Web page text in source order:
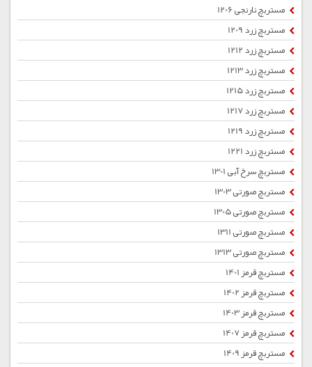
مستربچ نارنجی 1206
مستربچ زرد 1209
مستربچ زرد 1212
مستربچ زرد 1213
مستربچ زرد 1215
مستربچ زرد 1217
مستربچ زرد 1219
مستربچ زرد 1221
مستربچ سرخ آبی 1301
مستربچ صورتی 1303
مستربچ صورتی 1305
مستربچ صورتی 1311
مستربچ صورتی 1313
مستربچ قرمز 1401
مستربچ قرمز 1402
مستربچ قرمز 1403
مستربچ قرمز 1407
مستربچ قرمز 1409